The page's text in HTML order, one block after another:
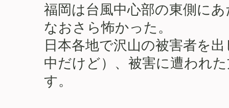
福岡は台風中心部の東側に
なおさら怖かった。
日本各地で沢山の被害者を
中だけど）、被害に遭われ
す。